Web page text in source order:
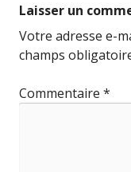
Laisser un
Votre adresse e-
champs
Commentaire *